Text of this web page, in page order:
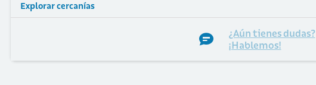
Explorar cercanías
¿Aún tienes dudas?
¡Hablemos!